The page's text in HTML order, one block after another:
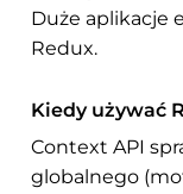
Duże aplikacje
Redux.
Kiedy używać
Context API
globalnego